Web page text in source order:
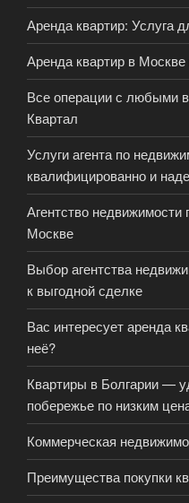
Аренда квартир: Услуга
Аренда квартир в
Все операции с любыми
Квартал
Услуги агента по
квалифицированно и
Агентство недвижимости
Москве
Выбор агентства
к выгодной сделке
Вас интересует аренда
неё?
Квартиры в Болгарии —
побережье по низким
Коммерческая
Преимущества покупки